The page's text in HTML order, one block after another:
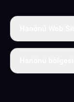
Tek fiyat